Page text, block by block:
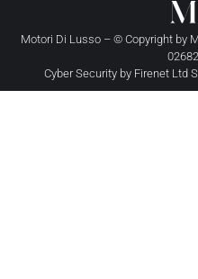
Motori Di Lusso – © Copyright by
Cyber Security by Firenet Ltd